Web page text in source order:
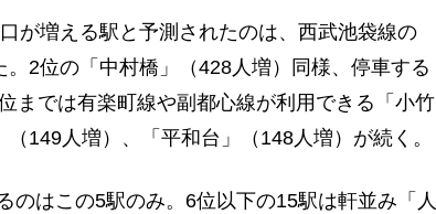
が増える駅と予測されたのは、西武池袋線の
。2位の「中村橋」（428人増）同様、停車する
までは有楽町線や副都心線が利用できる「小竹
149人増）、「平和台」（148人増）が続く。
はこの5駅のみ。6位以下の15駅は軒並み「人